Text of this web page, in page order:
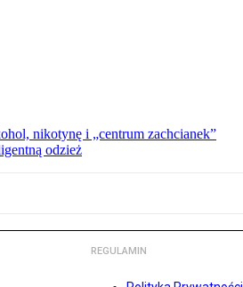
nikotynę i „centrum zachcianek”
odzież
REGULAMIN